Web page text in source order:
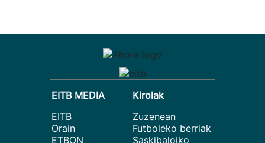
EITB MEDIA
EITB
Orain
ETBON
Kirolak
Zuzenean
Futboleko berriak
Saskibaloiko